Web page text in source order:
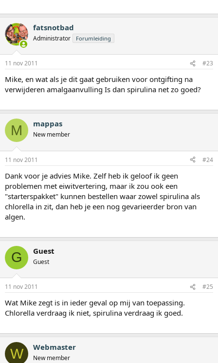
fatsnotbad
Administrator Forumleiding
11 nov 2011 #23
Mike, en wat als je dit gaat gebruiken voor ontgifting na
verwijderen amalgaanvulling Is dan spirulina net zo goed?
M mappas
New member
11 nov 2011 #24
Dank voor je advies Mike. Zelf heb ik geloof ik geen
problemen met eiwitvertering, maar ik zou ook een
"starterspakket" kunnen bestellen waar zowel spirulina als
chlorella in zit, dan heb je een nog gevarieerder bron van
algen.
G Guest
Guest
11 nov 2011 #25
Wat Mike zegt is in ieder geval op mij van toepassing.
Chlorella verdraag ik niet, spirulina verdraag ik goed.
W Webmaster
New member